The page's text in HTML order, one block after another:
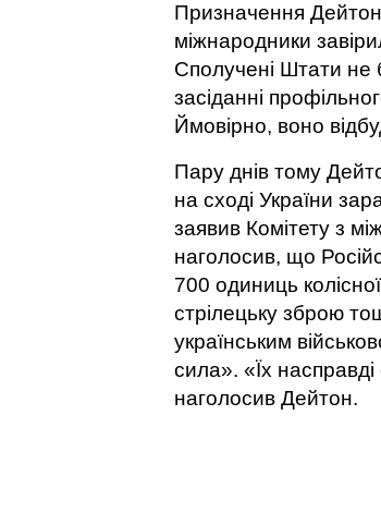
Призначення
міжнародники
Сполучені Штати не
засіданні
Ймовірно, воно
Пару днів тому
на сході України
заявив Комітету з
наголосив, що
700 одиниць
стрілецьку зброю
українським
сила». «Їх
наголосив Дейтон.